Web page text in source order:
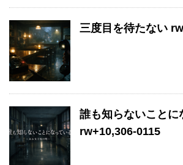
三度目を待たない
誰も知らないことに
rw+10,306-0115